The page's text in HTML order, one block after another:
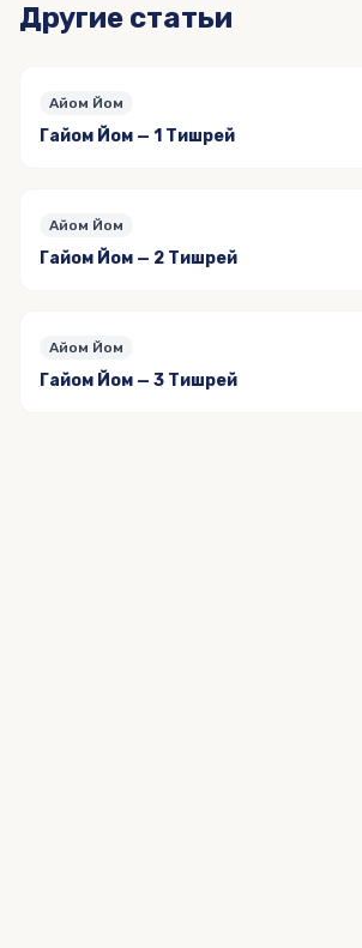
Другие статьи
Айом Йом
Гайом Йом — 1 Тишрей
Айом Йом
Гайом Йом — 2 Тишрей
Айом Йом
Гайом Йом — 3 Тишрей